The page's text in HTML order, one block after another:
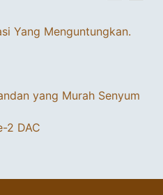
Yang Menguntungkan.
yang Murah Senyum
2 DAC